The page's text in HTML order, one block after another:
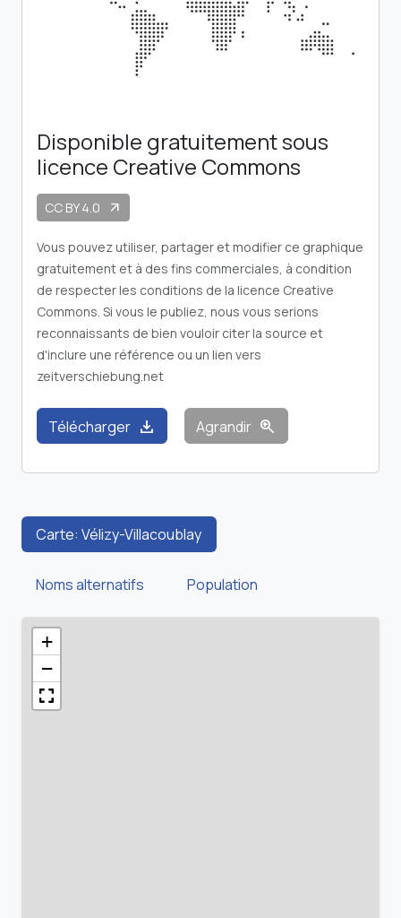
Disponible gratuitement sous
licence Creative Commons
CC BY 4.0 arrow_outward
Vous pouvez utiliser, partager et modifier ce graphique
gratuitement et à des fins commerciales, à condition
de respecter les conditions de la licence Creative
Commons. Si vous le publiez, nous vous serions
reconnaissants de bien vouloir citer la source et
d'inclure une référence ou un lien vers
zeitverschiebung.net
Télécharger download Agrandir zoom_in
Carte: Vélizy-Villacoublay
Noms alternatifs Population
+
−